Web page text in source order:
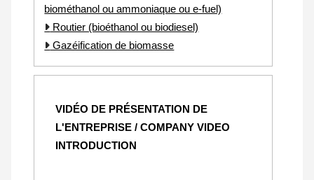
biométhanol ou ammoniaque ou e-fuel)
Routier (bioéthanol ou biodiesel)
Gazéification de biomasse
VIDÉO DE PRÉSENTATION DE
L'ENTREPRISE / COMPANY VIDEO
INTRODUCTION